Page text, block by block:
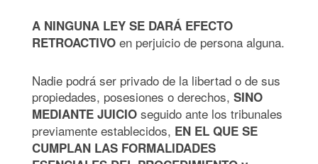
A NINGUNA LEY SE DARÁ EFECTO
RETROACTIVO en perjuicio de persona alguna.
Nadie podrá ser privado de la libertad o de sus
propiedades, posesiones o derechos, SINO
MEDIANTE JUICIO seguido ante los tribunales
previamente establecidos, EN EL QUE SE
CUMPLAN LAS FORMALIDADES